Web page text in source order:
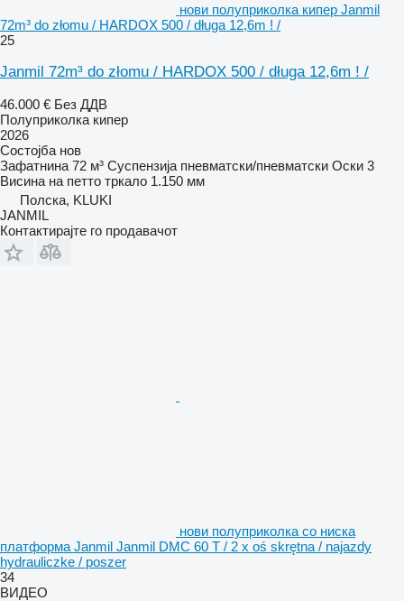
нови полуприколка кипер Janmil
72m³ do złomu / HARDOX 500 / długa 12,6m ! /
25
Janmil 72m³ do złomu / HARDOX 500 / długa 12,6m ! /
46.000 € Без ДДВ
Полуприколка кипер
2026
Состојба нов
Зафатнина 72 м³ Суспензија пневматски/пневматски Оски 3
Висина на петто тркало 1.150 мм
Полска, KLUKI
JANMIL
Контактирајте го продавачот
нови полуприколка со ниска
платформа Janmil Janmil DMC 60 T / 2 x oś skrętna / najazdy
hydrauliczke / poszer
34
ВИДЕО